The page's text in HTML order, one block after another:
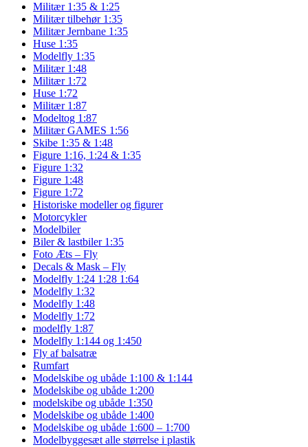
Militær 1:35 & 1:25
Militær tilbehør 1:35
Militær Jernbane 1:35
Huse 1:35
Modelfly 1:35
Militær 1:48
Militær 1:72
Huse 1:72
Militær 1:87
Modeltog 1:87
Militær GAMES 1:56
Skibe 1:35 & 1:48
Figure 1:16, 1:24 & 1:35
Figure 1:32
Figure 1:48
Figure 1:72
Historiske modeller og figurer
Motorcykler
Modelbiler
Biler & lastbiler 1:35
Foto Æts – Fly
Decals & Mask – Fly
Modelfly 1:24 1:28 1:64
Modelfly 1:32
Modelfly 1:48
Modelfly 1:72
modelfly 1:87
Modelfly 1:144 og 1:450
Fly af balsatræ
Rumfart
Modelskibe og ubåde 1:100 & 1:144
Modelskibe og ubåde 1:200
modelskibe og ubåde 1:350
Modelskibe og ubåde 1:400
Modelskibe og ubåde 1:600 – 1:700
Modelbyggesæt alle størrelse i plastik